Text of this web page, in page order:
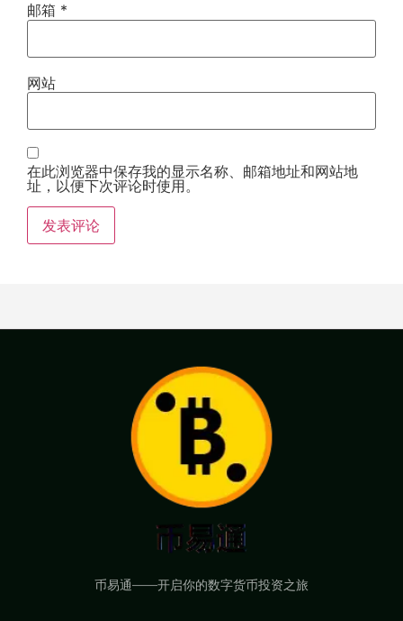
邮箱 *
网站
在此浏览器中保存我的显示名称、邮箱地址和网站地
址，以便下次评论时使用。
币易通——开启你的数字货币投资之旅